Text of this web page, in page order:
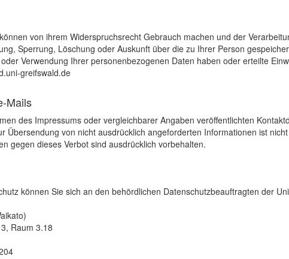
von ihrem Widerspruchsrecht Gebrauch machen und der
Sperrung, Löschung oder Auskunft über die zu Ihrer Person
Verwendung Ihrer personenbezogenen Daten haben oder erteilte
greifswald.de
Mails
des Impressums oder vergleichbarer Angaben veröffentlichten
Übersendung von nicht ausdrücklich angeforderten Informationen ist
gegen dieses Verbot sind ausdrücklich vorbehalten.
können Sie sich an den behördlichen Datenschutzbeauftragten der
Raum 3.18